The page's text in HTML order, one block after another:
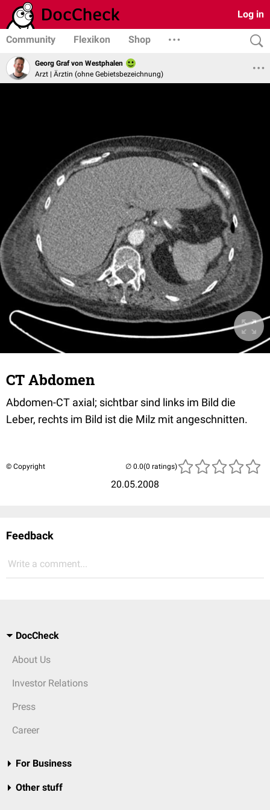
Log in
Community Flexikon Shop
Georg Graf von Westphalen
Arzt | Ärztin (ohne Gebietsbezeichnung)
CT Abdomen
Abdomen-CT axial; sichtbar sind links im Bild die
Leber, rechts im Bild ist die Milz mit angeschnitten.
© Copyright
20.05.2008
(0 ratings)
Feedback
Write a comment...
DocCheck
About Us
Investor Relations
Press
Career
For Business
Other stuff